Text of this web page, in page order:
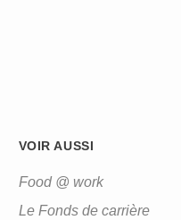
VOIR AUSSI
Food @ work
Le Fonds de carrière